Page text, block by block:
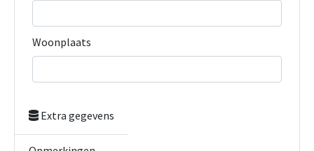
Woonplaats
Extra gegevens